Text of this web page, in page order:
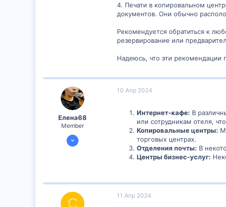
4. Печати в копировальном
документов. Они обычно
Рекомендуется обратиться к
резервирование или
Надеюсь, что эти рекомендации
Елена68
Member
9 Апр 2024
10 Апр 2024
Интернет-кафе: В
или сотрудникам отеля,
Копировальные центры:
торговых центрах.
Отделения почты: В
Центры бизнес-услуг:
С 11 Апр 2024